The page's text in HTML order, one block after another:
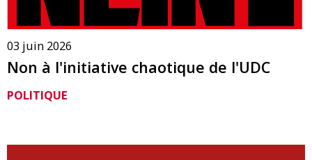
03 juin 2026
Non à l'initiative chaotique de l'UDC
POLITIQUE